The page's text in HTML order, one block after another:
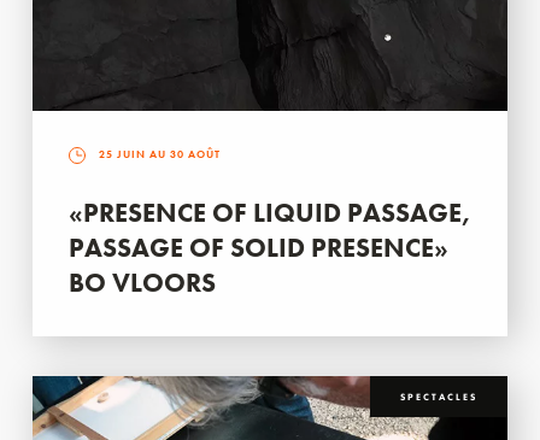
25 JUIN AU 30 AOÛT
«PRESENCE OF LIQUID PASSAGE,
PASSAGE OF SOLID PRESENCE»
BO VLOORS
SPECTACLES